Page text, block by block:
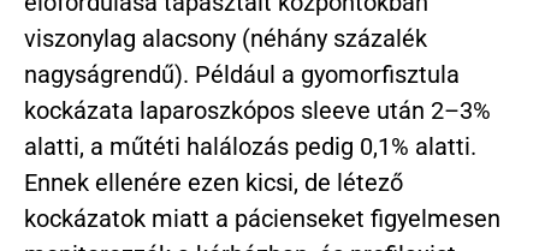
viszonylag alacsony (néhány százalék
nagyságrendű). Például a gyomorfisztula
kockázata laparoszkópos sleeve után 2–3%
alatti, a műtéti halálozás pedig 0,1% alatti.
Ennek ellenére ezen kicsi, de létező
kockázatok miatt a pácienseket figyelmesen